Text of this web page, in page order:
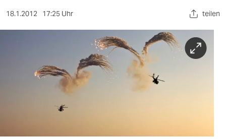
sport
wahrheit
18.1.2012 17:25 Uhr teilen